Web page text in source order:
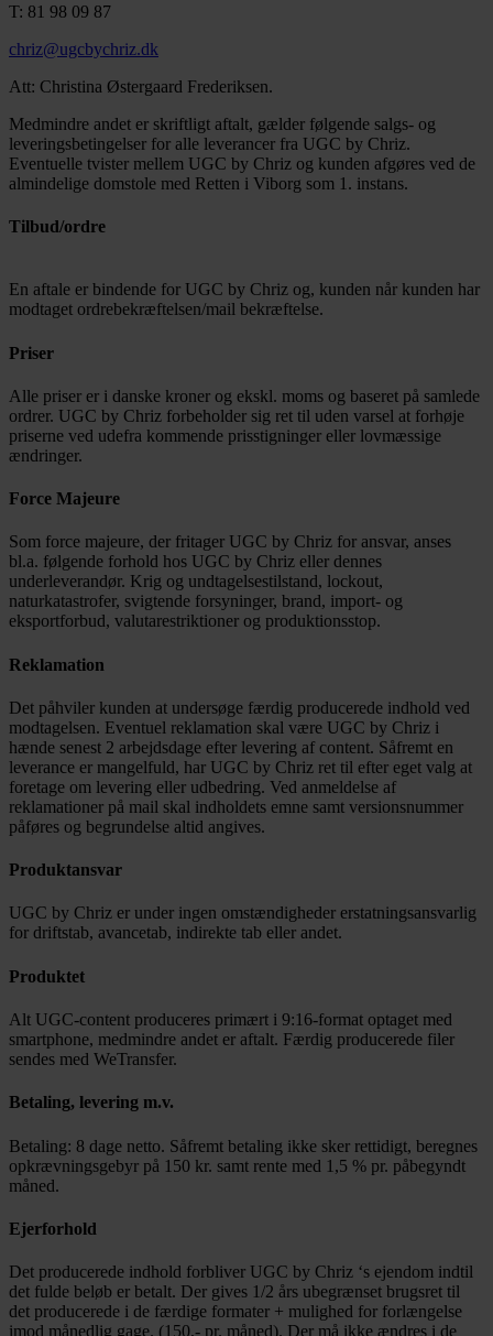
T: 81 98 09 87
chriz@ugcbychriz.dk
Att: Christina Østergaard Frederiksen.
Medmindre andet er skriftligt aftalt, gælder følgende salgs- og
leveringsbetingelser for alle leverancer fra UGC by Chriz.
Eventuelle tvister mellem UGC by Chriz og kunden afgøres ved de
almindelige domstole med Retten i Viborg som 1. instans.
Tilbud/ordre
En aftale er bindende for UGC by Chriz og, kunden når kunden har
modtaget ordrebekræftelsen/mail bekræftelse.
Priser
Alle priser er i danske kroner og ekskl. moms og baseret på samlede
ordrer. UGC by Chriz forbeholder sig ret til uden varsel at forhøje
priserne ved udefra kommende prisstigninger eller lovmæssige
ændringer.
Force Majeure
Som force majeure, der fritager UGC by Chriz for ansvar, anses
bl.a. følgende forhold hos UGC by Chriz eller dennes
underleverandør. Krig og undtagelsestilstand, lockout,
naturkatastrofer, svigtende forsyninger, brand, import- og
eksportforbud, valutarestriktioner og produktionsstop.
Reklamation
Det påhviler kunden at undersøge færdig producerede indhold ved
modtagelsen. Eventuel reklamation skal være UGC by Chriz i
hænde senest 2 arbejdsdage efter levering af content. Såfremt en
leverance er mangelfuld, har UGC by Chriz ret til efter eget valg at
foretage om levering eller udbedring. Ved anmeldelse af
reklamationer på mail skal indholdets emne samt versionsnummer
påføres og begrundelse altid angives.
Produktansvar
UGC by Chriz er under ingen omstændigheder erstatningsansvarlig
for driftstab, avancetab, indirekte tab eller andet.
Produktet
Alt UGC-content produceres primært i 9:16-format optaget med
smartphone, medmindre andet er aftalt. Færdig producerede filer
sendes med WeTransfer.
Betaling, levering m.v.
Betaling: 8 dage netto. Såfremt betaling ikke sker rettidigt, beregnes
opkrævningsgebyr på 150 kr. samt rente med 1,5 % pr. påbegyndt
måned.
Ejerforhold
Det producerede indhold forbliver UGC by Chriz ‘s ejendom indtil
det fulde beløb er betalt. Der gives 1/2 års ubegrænset brugsret til
det producerede i de færdige formater + mulighed for forlængelse
imod månedlig gage. (150,- pr. måned). Der må ikke ændres i de